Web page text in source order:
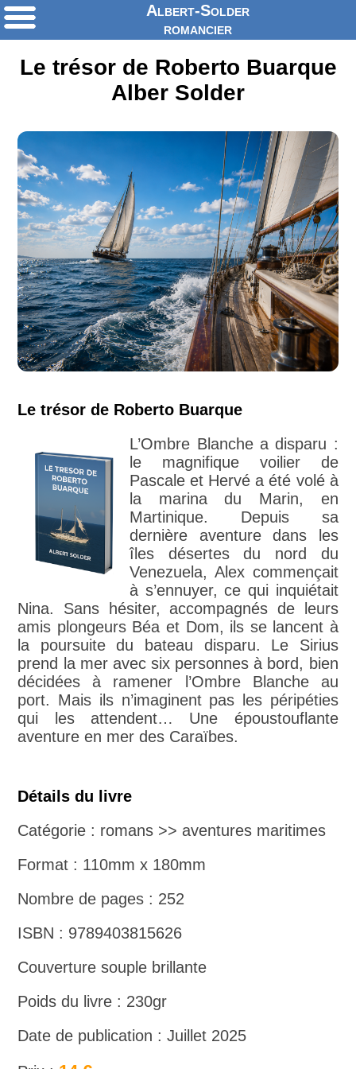
Albert-Solder
romancier
Le trésor de Roberto Buarque
Alber Solder
Le trésor de Roberto Buarque
L’Ombre Blanche a disparu :
le magnifique voilier de
Pascale et Hervé a été volé à
la marina du Marin, en
Martinique. Depuis sa
dernière aventure dans les
îles désertes du nord du
Venezuela, Alex commençait
à s’ennuyer, ce qui inquiétait
Nina. Sans hésiter, accompagnés de leurs
amis plongeurs Béa et Dom, ils se lancent à
la poursuite du bateau disparu. Le Sirius
prend la mer avec six personnes à bord, bien
décidées à ramener l’Ombre Blanche au
port. Mais ils n’imaginent pas les péripéties
qui les attendent… Une époustouflante
aventure en mer des Caraïbes.
Détails du livre
Catégorie : romans >> aventures maritimes
Format : 110mm x 180mm
Nombre de pages : 252
ISBN : 9789403815626
Couverture souple brillante
Poids du livre : 230gr
Date de publication : Juillet 2025